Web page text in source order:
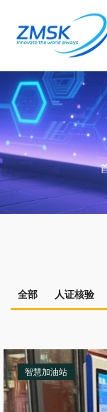
全部 人证核验
智慧加油站